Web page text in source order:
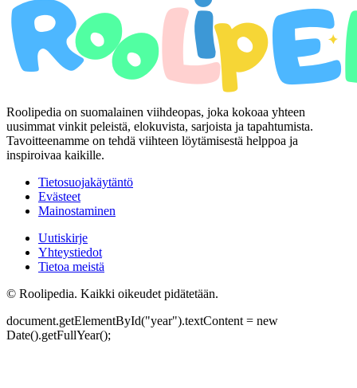
Roolipedia on suomalainen viihdeopas, joka kokoaa yhteen
uusimmat vinkit peleistä, elokuvista, sarjoista ja tapahtumista.
Tavoitteenamme on tehdä viihteen löytämisestä helppoa ja
inspiroivaa kaikille.
Tietosuojakäytäntö
Evästeet
Mainostaminen
Uutiskirje
Yhteystiedot
Tietoa meistä
© Roolipedia. Kaikki oikeudet pidätetään.
document.getElementById("year").textContent = new
Date().getFullYear();